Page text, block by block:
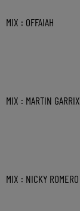
MIX : OFFAIAH
MIX : MARTIN GARRIX
MIX : NICKY ROMERO